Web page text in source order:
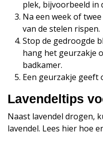
plek, bijvoorbeeld in
Na een week of
van de stelen rispen.
Stop de gedroogde
hang het geurzakje
badkamer.
Een geurzakje geeft
Lavendeltips
Naast lavendel drogen,
lavendel. Lees hier hoe